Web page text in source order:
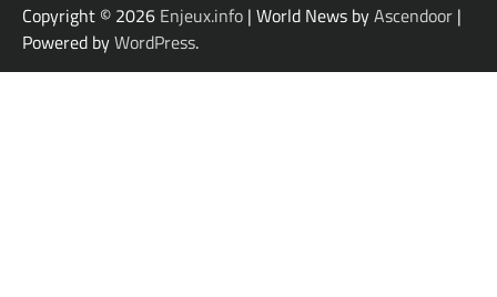
Copyright © 2026 Enjeux.info | World News byAscendoor |
Powered byWordPress.